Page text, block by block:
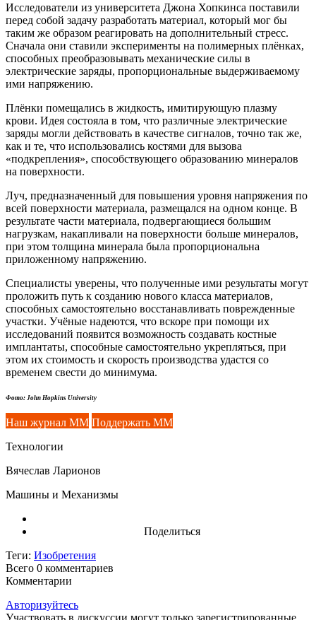
Исследователи из университета Джона Хопкинса поставили
перед собой задачу разработать материал, который мог бы
таким же образом реагировать на дополнительный стресс.
Сначала они ставили эксперименты на полимерных плёнках,
способных преобразовывать механические силы в
электрические заряды, пропорциональные выдерживаемому
ими напряжению.
Плёнки помещались в жидкость, имитирующую плазму
крови. Идея состояла в том, что различные электрические
заряды могли действовать в качестве сигналов, точно так же,
как и те, что использовались костями для вызова
«подкрепления», способствующего образованию минералов
на поверхности.
Луч, предназначенный для повышения уровня напряжения по
всей поверхности материала, размещался на одном конце. В
результате части материала, подвергающиеся большим
нагрузкам, накапливали на поверхности больше минералов,
при этом толщина минерала была пропорциональна
приложенному напряжению.
Специалисты уверены, что полученные ими результаты могут
проложить путь к созданию нового класса материалов,
способных самостоятельно восстанавливать поврежденные
участки. Учёные надеются, что вскоре при помощи их
исследований появится возможность создавать костные
имплантаты, способные самостоятельно укрепляться, при
этом их стоимость и скорость производства удастся со
временем свести до минимума.
Фото: John Hopkins University
Наш журнал ММ Поддержать ММ
Технологии
Вячеслав Ларионов
Машины и Механизмы
Поделиться
Теги: Изобретения
Всего 0 комментариев
Комментарии
Авторизуйтесь
Участвовать в дискуссии могут только зарегистрированные